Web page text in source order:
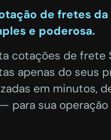
de fretes da
e poderosa.
cotações de frete
apenas do seus
em minutos,
para sua operação